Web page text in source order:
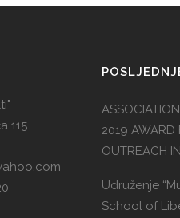
115
2019 AWARD
OUTREACH
Udruženje
School of